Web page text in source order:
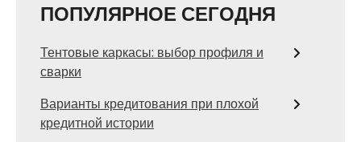
ПОПУЛЯРНОЕ СЕГОДНЯ
Тентовые каркасы: выбор профиля и
сварки
Варианты кредитования при плохой
кредитной истории